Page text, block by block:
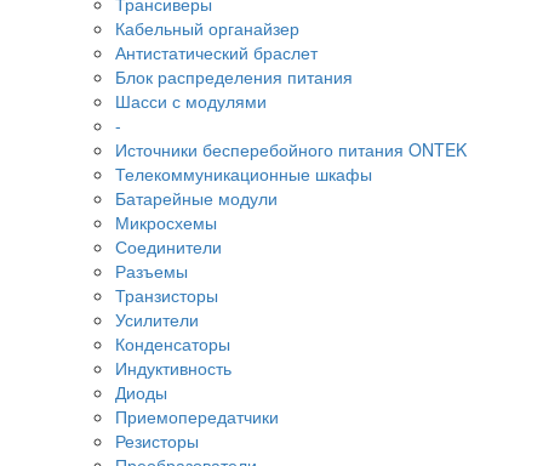
Кабельный органайзер
Антистатический браслет
Блок распределения питания
Шасси с модулями
-
Источники бесперебойного питания ONTEK
Телекоммуникационные шкафы
Батарейные модули
Микросхемы
Соединители
Разъемы
Транзисторы
Усилители
Конденсаторы
Индуктивность
Диоды
Приемопередатчики
Резисторы